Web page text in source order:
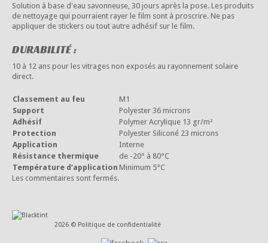
Solution à base d'eau savonneuse, 30 jours après la pose. Les produits
de nettoyage qui pourraient rayer le film sont à proscrire. Ne pas
appliquer de stickers ou tout autre adhésif sur le film.
DURABILITÉ :
10 à 12 ans pour les vitrages non exposés au rayonnement solaire
direct.
Classement au feu
M1
Support
Polyester 36 microns
Adhésif
Polymer Acrylique 13 gr/m²
Protection
Polyester Siliconé 23 microns
Application
Interne
Résistance thermique
de -20° à 80°C
Température d’application Minimum 5°C
Les commentaires sont fermés.
2026 © Politique de confidentialité